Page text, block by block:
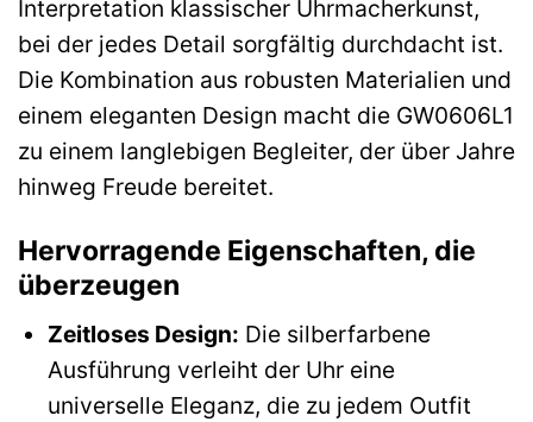
Interpretation klassischer Uhrmacherkunst,
bei der jedes Detail sorgfältig durchdacht ist.
Die Kombination aus robusten Materialien und
einem eleganten Design macht die GW0606L1
zu einem langlebigen Begleiter, der über Jahre
hinweg Freude bereitet.
Hervorragende Eigenschaften, die
überzeugen
Zeitloses Design: Die silberfarbene
Ausführung verleiht der Uhr eine
universelle Eleganz, die zu jedem Outfit